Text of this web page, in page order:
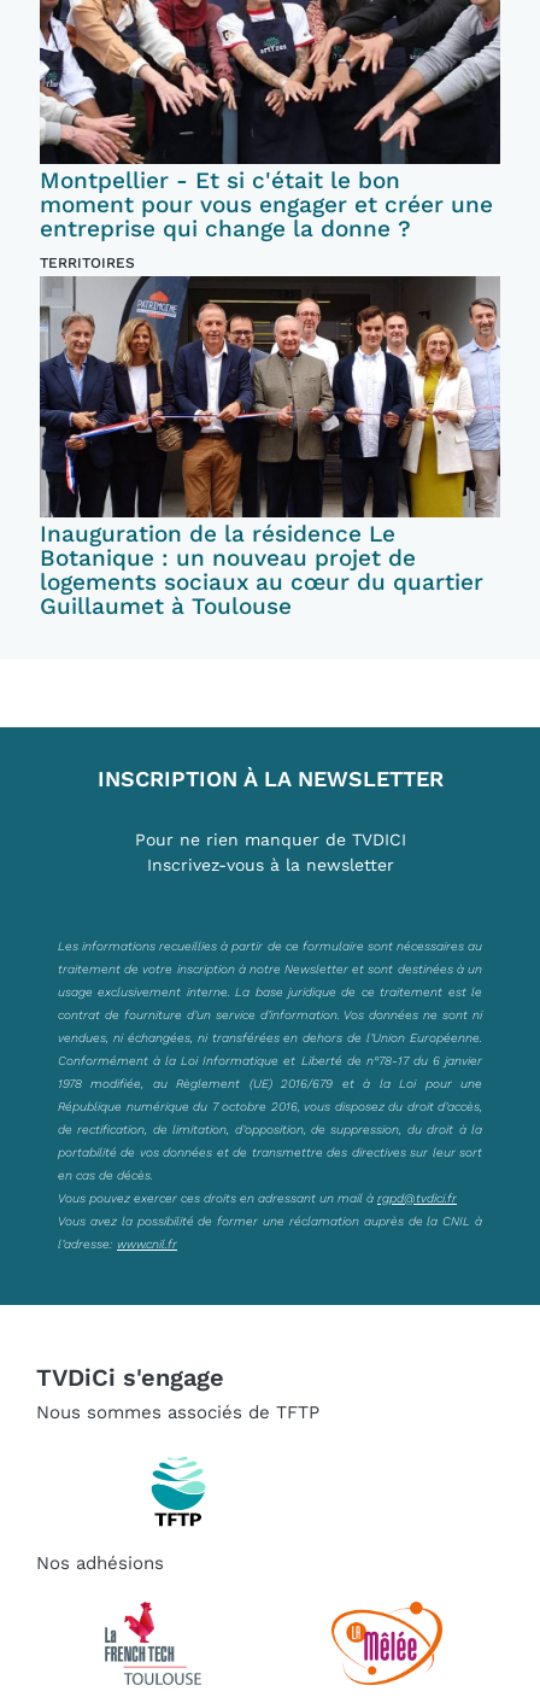
Montpellier - Et si c'était le bon
moment pour vous engager et créer une
entreprise qui change la donne ?
TERRITOIRES
Inauguration de la résidence Le
Botanique : un nouveau projet de
logements sociaux au cœur du quartier
Guillaumet à Toulouse
INSCRIPTION À LA NEWSLETTER
Pour ne rien manquer de TVDICI
Inscrivez-vous à la newsletter
Les informations recueillies à partir de ce formulaire sont nécessaires au
traitement de votre inscription à notre Newsletter et sont destinées à un
usage exclusivement interne. La base juridique de ce traitement est le
contrat de fourniture d’un service d’information. Vos données ne sont ni
vendues, ni échangées, ni transférées en dehors de l’Union Européenne.
Conformément à la Loi Informatique et Liberté de n°78-17 du 6 janvier
1978 modifiée, au Règlement (UE) 2016/679 et à la Loi pour une
République numérique du 7 octobre 2016, vous disposez du droit d’accès,
de rectification, de limitation, d’opposition, de suppression, du droit à la
portabilité de vos données et de transmettre des directives sur leur sort
en cas de décès.
Vous pouvez exercer ces droits en adressant un mail à rgpd@tvdici.fr
Vous avez la possibilité de former une réclamation auprès de la CNIL à
l’adresse: www.cnil.fr
TVDiCi s'engage
Nous sommes associés de TFTP
Nos adhésions